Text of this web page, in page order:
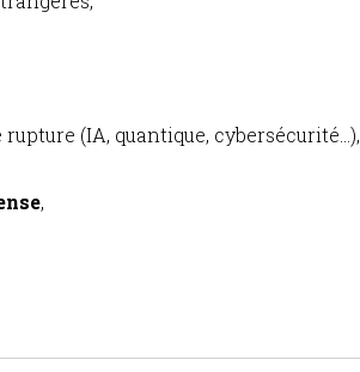
(IA, quantique, cybersécurité…),
,